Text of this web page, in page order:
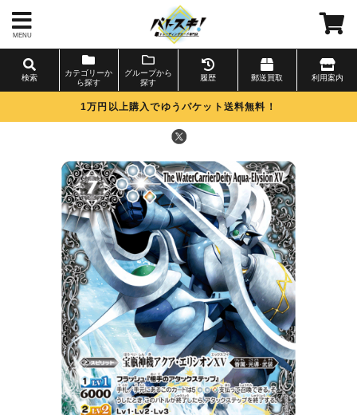
MENU
検索
カテゴリーか
ら探す
グループから
探す
履歴 郵送買取 利用案内
1万円以上購入でゆうパケット送料無料！